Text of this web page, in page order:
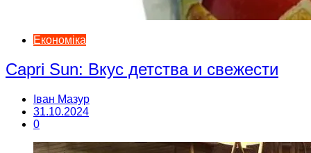
Економіка
Capri Sun: Вкус детства и свежести
Іван Мазур
31.10.2024
0